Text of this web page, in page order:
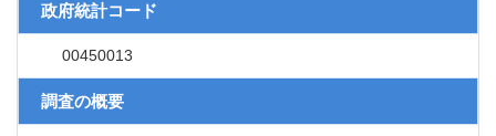
政府統計コード
00450013
調査の概要